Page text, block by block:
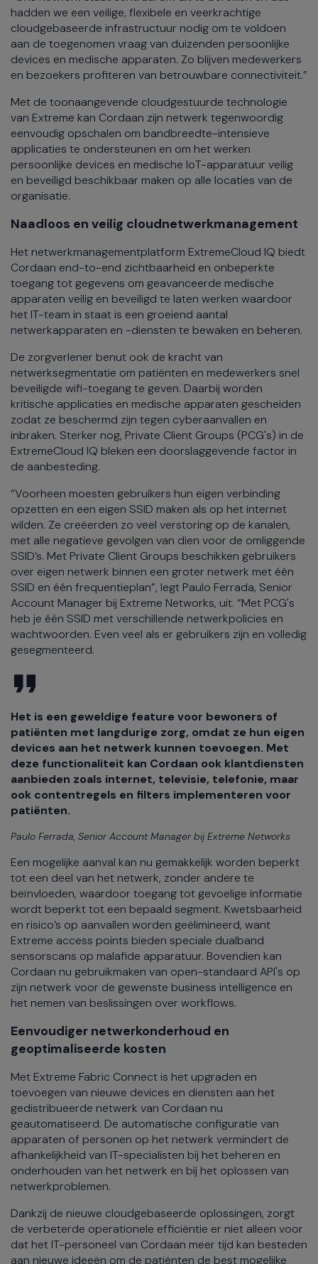
hadden we een veilige, flexibele en veerkrachtige
cloudgebaseerde infrastructuur nodig om te voldoen
aan de toegenomen vraag van duizenden persoonlijke
devices en medische apparaten. Zo blijven medewerkers
en bezoekers profiteren van betrouwbare connectiviteit.”
Met de toonaangevende cloudgestuurde technologie
van Extreme kan Cordaan zijn netwerk tegenwoordig
eenvoudig opschalen om bandbreedte-intensieve
applicaties te ondersteunen en om het werken
persoonlijke devices en medische IoT-apparatuur veilig
en beveiligd beschikbaar maken op alle locaties van de
organisatie.
Naadloos en veilig cloudnetwerkmanagement
Het netwerkmanagementplatform ExtremeCloud IQ biedt
Cordaan end-to-end zichtbaarheid en onbeperkte
toegang tot gegevens om geavanceerde medische
apparaten veilig en beveiligd te laten werken waardoor
het IT-team in staat is een groeiend aantal
netwerkapparaten en -diensten te bewaken en beheren.
De zorgverlener benut ook de kracht van
netwerksegmentatie om patiënten en medewerkers snel
beveiligde wifi-toegang te geven. Daarbij worden
kritische applicaties en medische apparaten gescheiden
zodat ze beschermd zijn tegen cyberaanvallen en
inbraken. Sterker nog, Private Client Groups (PCG's) in de
ExtremeCloud IQ bleken een doorslaggevende factor in
de aanbesteding.
“Voorheen moesten gebruikers hun eigen verbinding
opzetten en een eigen SSID maken als op het internet
wilden. Ze creëerden zo veel verstoring op de kanalen,
met alle negatieve gevolgen van dien voor de omliggende
SSID’s. Met Private Client Groups beschikken gebruikers
over eigen netwerk binnen een groter netwerk met één
SSID en één frequentieplan”, legt Paulo Ferrada, Senior
Account Manager bij Extreme Networks, uit. “Met PCG's
heb je één SSID met verschillende netwerkpolicies en
wachtwoorden. Even veel als er gebruikers zijn en volledig
gesegmenteerd.
Het is een geweldige feature voor bewoners of
patiënten met langdurige zorg, omdat ze hun eigen
devices aan het netwerk kunnen toevoegen. Met
deze functionaliteit kan Cordaan ook klantdiensten
aanbieden zoals internet, televisie, telefonie, maar
ook contentregels en filters implementeren voor
patiënten.
Paulo Ferrada, Senior Account Manager bij Extreme Networks
Een mogelijke aanval kan nu gemakkelijk worden beperkt
tot een deel van het netwerk, zonder andere te
beïnvloeden, waardoor toegang tot gevoelige informatie
wordt beperkt tot een bepaald segment. Kwetsbaarheid
en risico’s op aanvallen worden geëlimineerd, want
Extreme access points bieden speciale dualband
sensorscans op malafide apparatuur. Bovendien kan
Cordaan nu gebruikmaken van open-standaard API's op
zijn netwerk voor de gewenste business intelligence en
het nemen van beslissingen over workflows.
Eenvoudiger netwerkonderhoud en
geoptimaliseerde kosten
Met Extreme Fabric Connect is het upgraden en
toevoegen van nieuwe devices en diensten aan het
gedistribueerde netwerk van Cordaan nu
geautomatiseerd. De automatische configuratie van
apparaten of personen op het netwerk vermindert de
afhankelijkheid van IT-specialisten bij het beheren en
onderhouden van het netwerk en bij het oplossen van
netwerkproblemen.
Dankzij de nieuwe cloudgebaseerde oplossingen, zorgt
de verbeterde operationele efficiëntie er niet alleen voor
dat het IT-personeel van Cordaan meer tijd kan besteden
aan nieuwe ideeën om de patiënten de best mogelijke